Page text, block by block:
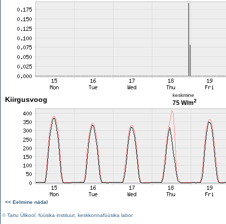
Kiirgusvoog
keskmine
75 W/m2
<< Eelmine nädal
©Tartu Ülikool füüsika instituut keskkonnafüüsika labor